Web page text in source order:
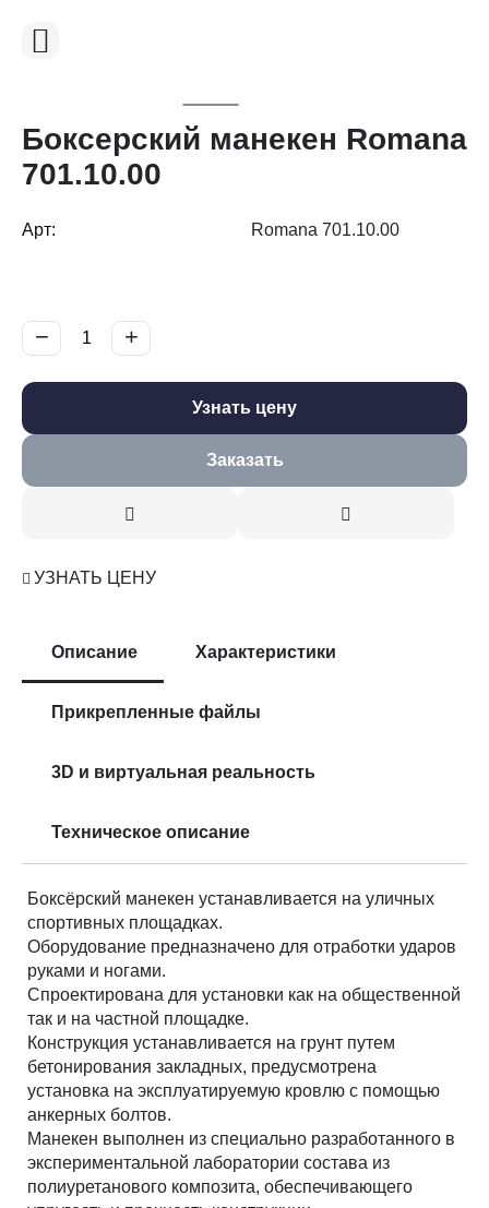
Боксерский манекен Romana
701.10.00
Арт: Romana 701.10.00
+
−
Узнать цену
Заказать
УЗНАТЬ ЦЕНУ
Описание Характеристики
Прикрепленные файлы
3D и виртуальная реальность
Техническое описание
Боксёрский манекен устанавливается на уличных
спортивных площадках.
Оборудование предназначено для отработки ударов
руками и ногами.
Спроектирована для установки как на общественной
так и на частной площадке.
Конструкция устанавливается на грунт путем
бетонирования закладных, предусмотрена
установка на эксплуатируемую кровлю с помощью
анкерных болтов.
Манекен выполнен из специально разработанного в
экспериментальной лаборатории состава из
полиуретанового композита, обеспечивающего